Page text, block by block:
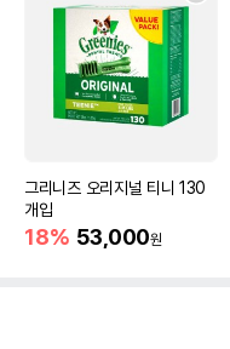
그리니즈 오리지널 티니 130
개입
18% 53,000원